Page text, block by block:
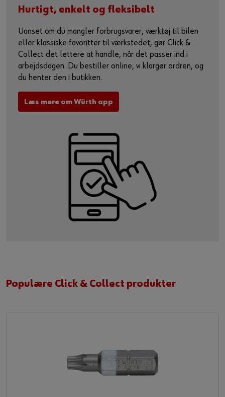
Hurtigt, enkelt og fleksibelt
Uanset om du mangler forbrugsvarer, værktøj til bilen
eller klassiske favoritter til værkstedet, gør Click &
Collect det lettere at handle, når det passer ind i
arbejdsdagen. Du bestiller online, vi klargør ordren, og
du henter den i butikken.
Læs mere om Würth app
Populære Click & Collect produkter